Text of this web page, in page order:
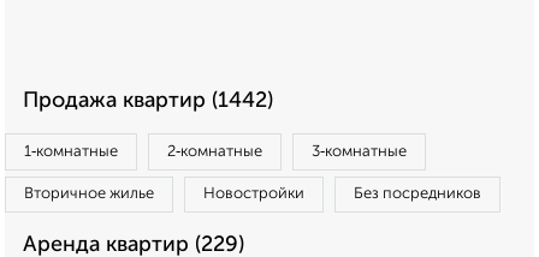
Продажа квартир (1442)
1‑комнатные 2‑комнатные 3‑комнатные
Вторичное жилье Новостройки Без посредников
Аренда квартир (229)